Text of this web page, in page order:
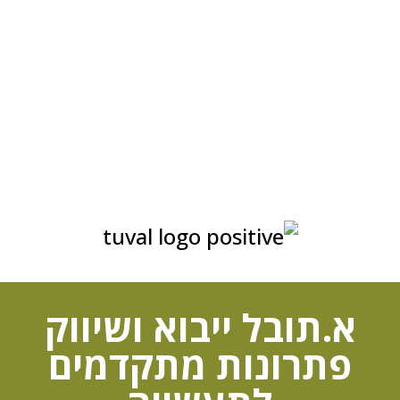
א.תובל ייבוא ושיווק
פתרונות מתקדמים